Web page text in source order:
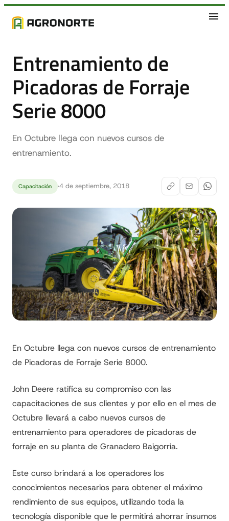
Entrenamiento de
Picadoras de Forraje
Serie 8000
En Octubre llega con nuevos cursos de
entrenamiento.
Capacitación 4 de septiembre, 2018
En Octubre llega con nuevos cursos de entrenamiento
de Picadoras de Forraje Serie 8000.
John Deere ratifica su compromiso con las
capacitaciones de sus clientes y por ello en el mes de
Octubre llevará a cabo nuevos cursos de
entrenamiento para operadores de picadoras de
forraje en su planta de Granadero Baigorria.
Este curso brindará a los operadores los
conocimientos necesarios para obtener el máximo
rendimiento de sus equipos, utilizando toda la
tecnología disponible que le permitirá ahorrar insumos